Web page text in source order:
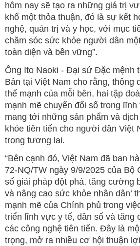
hôm nay sẽ tạo ra những giá trị
khổ một thỏa thuận, đó là sự kết
nghệ, quản trị và y học, với mục
chăm sóc sức khỏe người dân
toàn diện và bền vững”.
Ông Ito Naoki - Đại sứ Đặc mệnh
Bản tại Việt Nam cho rằng, thông
thế mạnh của mỗi bên, hai tập
mạnh mẽ chuyển đổi số trong
mang tới những sản phẩm và
khỏe tiên tiến cho người dân Việt
trong tương lai.
“Bên cạnh đó, Việt Nam đã ban
72-NQ/TW ngày 9/9/2025 của Bộ
số giải pháp đột phá, tăng cường
và nâng cao sức khỏe nhân dân’
mạnh mẽ của Chính phủ trong
triển lĩnh vực y tế, dân số và tăng
các công nghệ tiên tiến. Đây là
trọng, mở ra nhiều cơ hội thuận